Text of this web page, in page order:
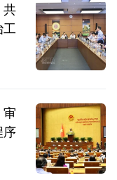
共
序